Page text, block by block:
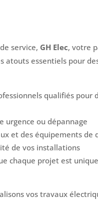
service, GH Elec, votre
atouts essentiels pour
qualifiés pour
urgence ou dépannage
et des équipements de
de vos installations
chaque projet est
vos travaux